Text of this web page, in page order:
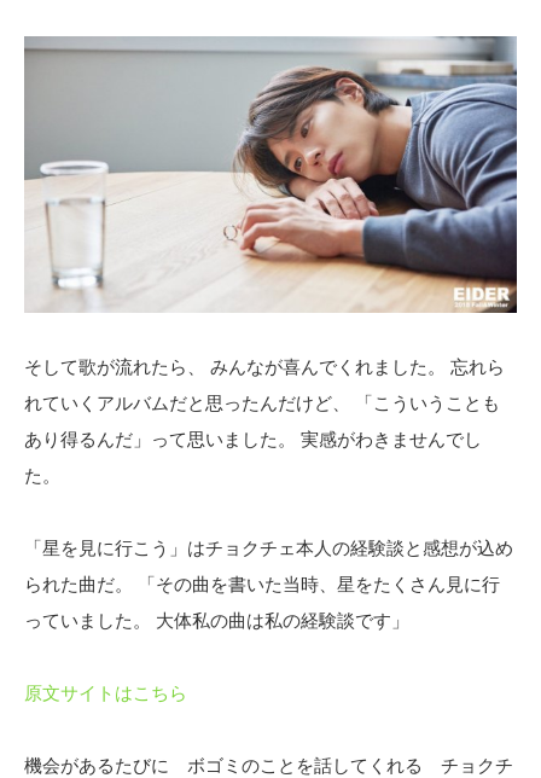
そして歌が流れたら、 みんなが喜んでくれました。 忘れら
れていくアルバムだと思ったんだけど、 「こういうことも
あり得るんだ」って思いました。 実感がわきませんでし
た。
「星を見に行こう」はチョクチェ本人の経験談と感想が込め
られた曲だ。 「その曲を書いた当時、星をたくさん見に行
っていました。 大体私の曲は私の経験談です」
原文サイトはこちら
機会があるたびに ボゴミのことを話してくれる チョクチ